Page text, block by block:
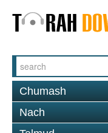
Chumash
Nach